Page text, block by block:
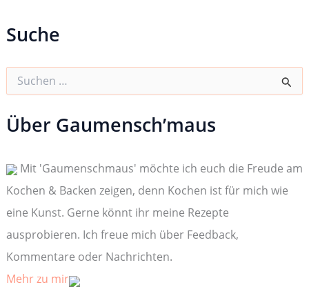
Suche
h
e
a
c
h
:
Über Gaumensch’maus
Mit 'Gaumenschmaus' möchte ich euch die Freude am
Kochen & Backen zeigen, denn Kochen ist für mich wie
eine Kunst. Gerne könnt ihr meine Rezepte
ausprobieren. Ich freue mich über Feedback,
Kommentare oder Nachrichten.
Mehr zu mir